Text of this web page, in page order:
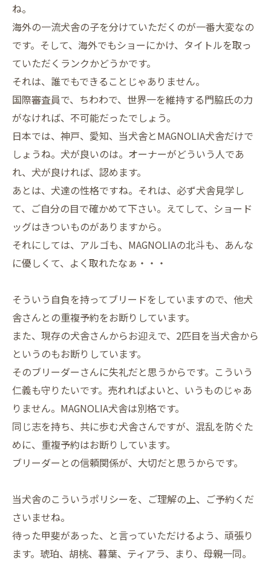
ね。
海外の一流犬舎の子を分けていただくのが一番大変なの
です。そして、海外でもショーにかけ、タイトルを取っ
ていただくランクかどうかです。
それは、誰でもできることじゃありません。
国際審査員で、ちわわで、世界一を維持する門脇氏の力
がなければ、不可能だったでしょう。
日本では、神戸、愛知、当犬舎とMAGNOLIA犬舎だけで
しょうね。犬が良いのは。オーナーがどういう人であ
れ、犬が良ければ、認めます。
あとは、犬達の性格ですね。それは、必ず犬舎見学し
て、ご自分の目で確かめて下さい。えてして、ショード
ッグはきついものがありますから。
それにしては、アルゴも、MAGNOLIAの北斗も、あんな
に優しくて、よく取れたなぁ・・・
そういう自負を持ってブリードをしていますので、他犬
舎さんとの重複予約をお断りしています。
また、現存の犬舎さんからお迎えで、2匹目を当犬舎から
というのもお断りしています。
そのブリーダーさんに失礼だと思うからです。こういう
仁義も守りたいです。売れればよいと、いうものじゃあ
りません。MAGNOLIA犬舎は別格です。
同じ志を持ち、共に歩む犬舎さんですが、混乱を防ぐた
めに、重複予約はお断りしています。
ブリーダーとの信頼関係が、大切だと思うからです。
当犬舎のこういうポリシーを、ご理解の上、ご予約くだ
さいませね。
待った甲斐があった、と言っていただけるよう、頑張り
ます。琥珀、胡桃、暮葉、ティアラ、まり、母親一同。